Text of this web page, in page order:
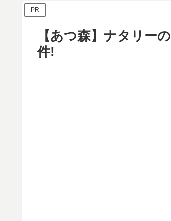
PR
【あつ森】ナタリー
件!